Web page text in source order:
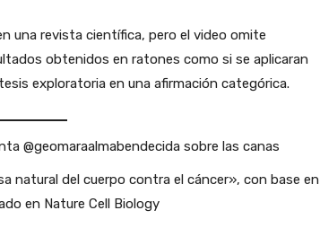
una revista científica, pero el video omite
obtenidos en ratones como si se aplicaran
exploratoria en una afirmación categórica.
@geomaraalmabendecida sobre las canas
natural del cuerpo contra el cáncer», con base en
en Nature Cell Biology